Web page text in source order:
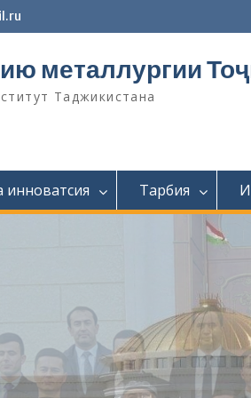
металлургии
Таджикистана
инноватсия Тарбия